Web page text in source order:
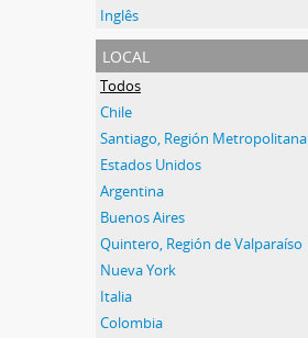
Inglês
local
Todos
Chile
Santiago, Región Metropolitana
Estados Unidos
Argentina
Buenos Aires
Quintero, Región de Valparaíso
Nueva York
Italia
Colombia